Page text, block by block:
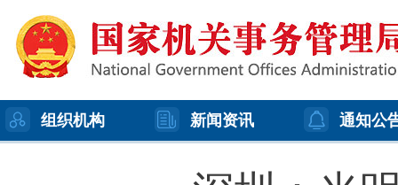
组织机构 新闻资讯 通知公